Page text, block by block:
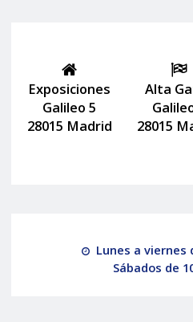
Exposiciones
Galileo 5
28015 Madrid
Alta
28015
Lunes a viernes
Sábados de